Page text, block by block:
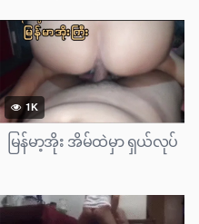
1K
မြန်မာ့အိုး အိမ်ထဲမှာ ရှယ်လုပ်